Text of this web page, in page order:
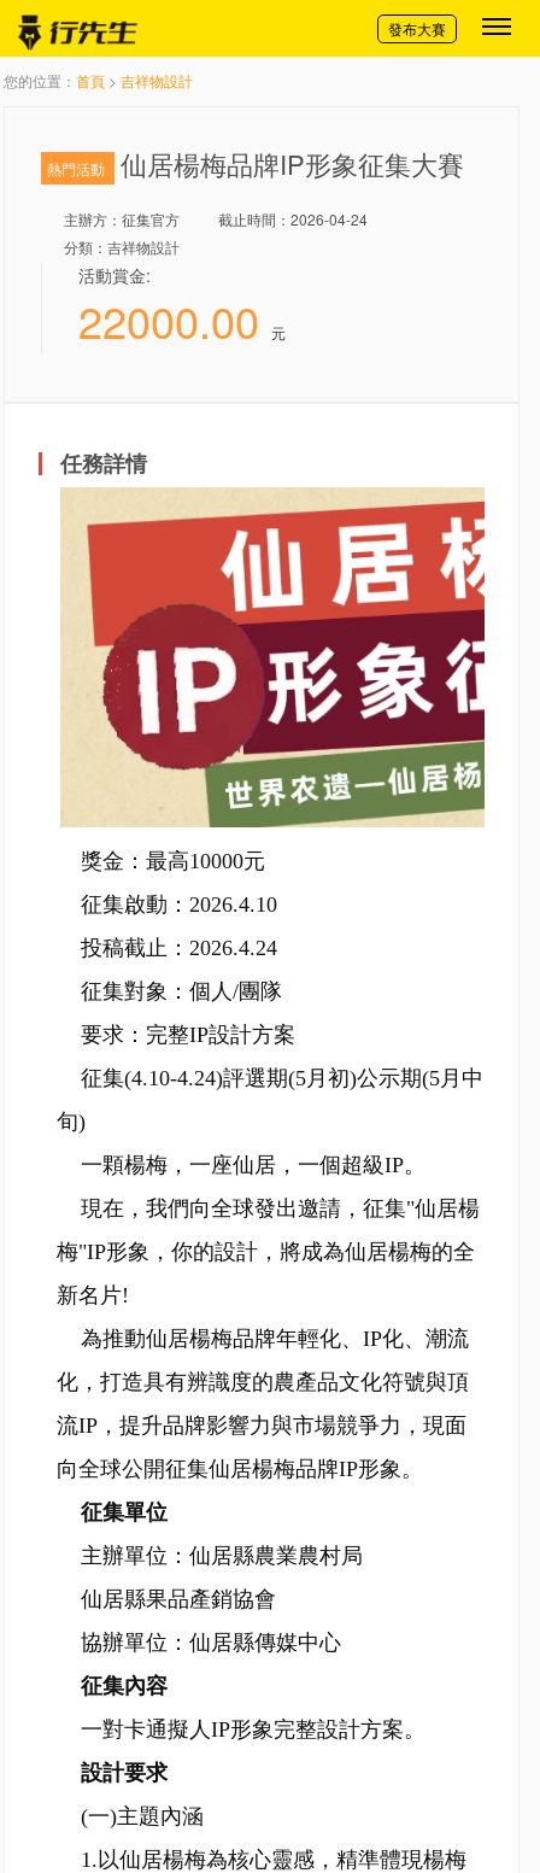
切換導航
發布大賽
您的位置： 首頁 > 吉祥物設計
熱門活動 仙居楊梅品牌IP形象征集大賽
主辦方： 征集官方
截止時間：2026-04-24
分類：吉祥物設計
活動賞金:
22000.00 元
任務詳情
獎金：最高10000元
征集啟動：2026.4.10
投稿截止：2026.4.24
征集對象：個人/團隊
要求：完整IP設計方案
征集(4.10-4.24)評選期(5月初)公示期(5月中
旬)
一顆楊梅，一座仙居，一個超級IP。
現在，我們向全球發出邀請，征集"仙居楊
梅"IP形象，你的設計，將成為仙居楊梅的全
新名片!
為推動仙居楊梅品牌年輕化、IP化、潮流
化，打造具有辨識度的農產品文化符號與頂
流IP，提升品牌影響力與市場競爭力，現面
向全球公開征集仙居楊梅品牌IP形象。
征集單位
主辦單位：仙居縣農業農村局
仙居縣果品產銷協會
協辦單位：仙居縣傳媒中心
征集內容
一對卡通擬人IP形象完整設計方案。
設計要求
(一)主題內涵
1.以仙居楊梅為核心靈感，精準體現楊梅